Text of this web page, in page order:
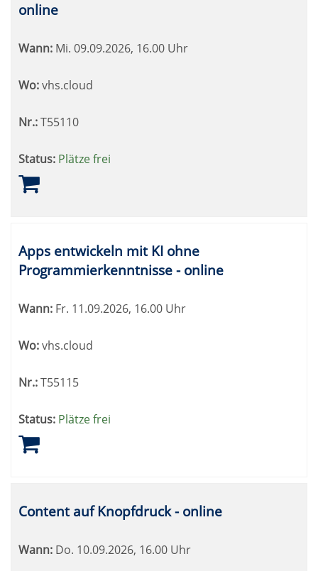
online
Wann: Mi. 09.09.2026, 16.00 Uhr
Wo:vhs.cloud
Nr.:T55110
Status: Plätze frei
Apps entwickeln mit KI ohne
Programmierkenntnisse - online
Wann: Fr. 11.09.2026, 16.00 Uhr
Wo:vhs.cloud
Nr.:T55115
Status: Plätze frei
Content auf Knopfdruck - online
Wann: Do. 10.09.2026, 16.00 Uhr